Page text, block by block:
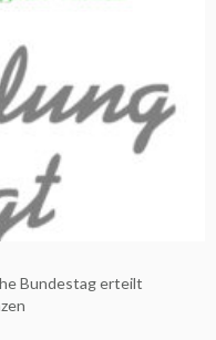
Bundestag erteilt